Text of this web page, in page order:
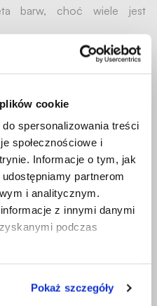
cookie
spersonalizowania treści
społecznościowe i
Informacje o tym, jak
partnerom
i analitycznym.
z innymi danymi
podczas
Pokaż szczegóły
barw, choć wiele jest
dla stylu japandi
styl Japandi, jak i
i odnalezieniu harmonii
że wybór Macieja